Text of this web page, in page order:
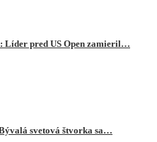
Líder pred US Open zamieril…
svetová štvorka sa…